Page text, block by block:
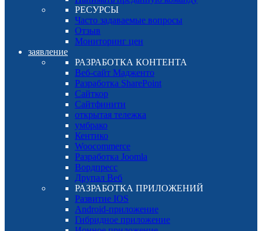
РЕСУРСЫ
Часто задаваемые вопросы
Отзыв
Мониторинг цен
заявление
РАЗРАБОТКА КОНТЕНТА
Веб-сайт Мадженто
Разработка SharePoint
Сайткор
Сайтфинити
открытая тележка
умбрако
Кентико
Woocommerce
Разработка Joomla
Вордпресс
Друпал Веб
РАЗРАБОТКА ПРИЛОЖЕНИЙ
Развитие IOS
Android-приложение
Гибридное приложение